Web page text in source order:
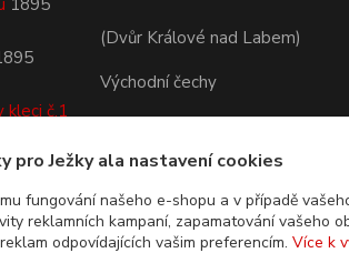
1895
kleci č.1
(Dvůr Králové nad Labem)
Východní čechy
Česká republika
pro Ježky ala nastavení cookies
fungování našeho e-shopu a v případě
reklamních kampaní, zapamatování vašeho
odpovídajících vašim preferencím. Více k